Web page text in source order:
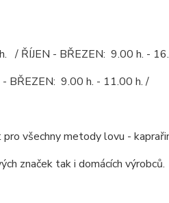
/ ŘÍJEN - BŘEZEN: 9.00 h. -
BŘEZEN: 9.00 h. - 11.00 h. /
všechny metody lovu -
značek tak i domácích výrobců.